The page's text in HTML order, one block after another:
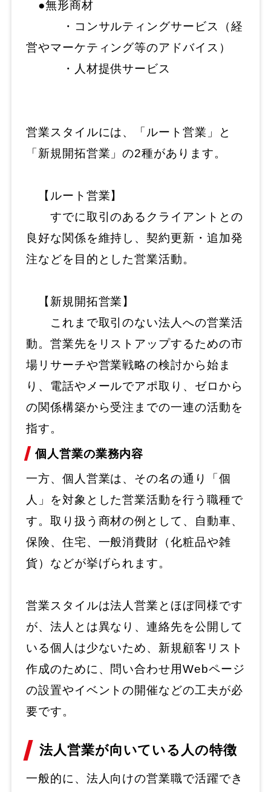
●無形商材
・コンサルティングサービス（経
営やマーケティング等のアドバイス）
・人材提供サービス
営業スタイルには、「ルート営業」と
「新規開拓営業」の2種があります。
【ルート営業】
すでに取引のあるクライアントとの
良好な関係を維持し、契約更新・追加発
注などを目的とした営業活動。
【新規開拓営業】
これまで取引のない法人への営業活
動。営業先をリストアップするための市
場リサーチや営業戦略の検討から始ま
り、電話やメールでアポ取り、ゼロから
の関係構築から受注までの一連の活動を
指す。
個人営業の業務内容
一方、個人営業は、その名の通り「個
人」を対象とした営業活動を行う職種で
す。取り扱う商材の例として、自動車、
保険、住宅、一般消費財（化粧品や雑
貨）などが挙げられます。
営業スタイルは法人営業とほぼ同様です
が、法人とは異なり、連絡先を公開して
いる個人は少ないため、新規顧客リスト
作成のために、問い合わせ用Webページ
の設置やイベントの開催などの工夫が必
要です。
法人営業が向いている人の特徴
一般的に、法人向けの営業職で活躍でき